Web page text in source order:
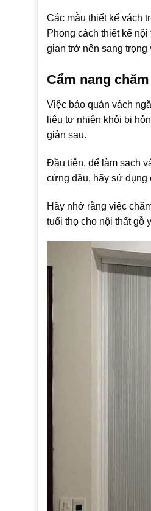
Các mẫu thiết kế vách
Phong cách thiết kế
gian trở nên sang
Cẩm nang
Việc bảo quản vách
liệu tự nhiên khỏi bị
giản sau.
Đầu tiên, để làm sạch
cứng đầu, hãy sử dụng
Hãy nhớ rằng việc
tuổi thọ cho nội thất gỗ